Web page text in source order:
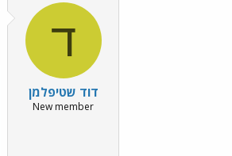
ד
דוד שטיפלמן
New member